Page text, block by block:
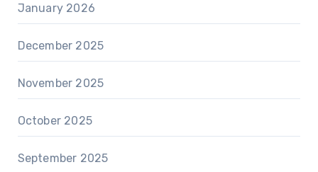
January 2026
December 2025
November 2025
October 2025
September 2025